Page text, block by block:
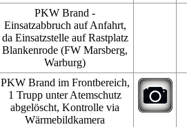
PKW Brand -
Einsatzabbruch auf Anfahrt,
da Einsatzstelle auf Rastplatz
Blankenrode (FW Marsberg,
Warburg)
PKW Brand im Frontbereich,
1 Trupp unter Atemschutz
abgelöscht, Kontrolle via
Wärmebildkamera